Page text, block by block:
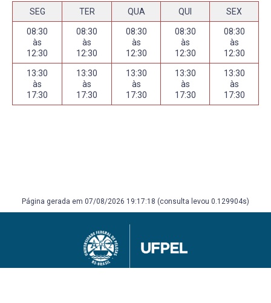
SEG TER QUA QUI SEX
08:30
às
12:30
08:30
às
12:30
08:30
às
12:30
08:30
às
12:30
08:30
às
12:30
13:30
às
17:30
13:30
às
17:30
13:30
às
17:30
13:30
às
17:30
13:30
às
17:30
Página gerada em 07/08/2026 19:17:18 (consulta levou 0.129904s)